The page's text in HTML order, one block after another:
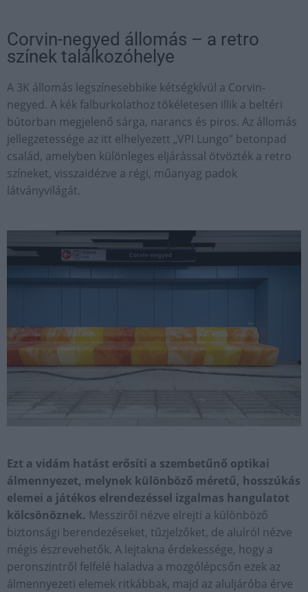
Corvin-negyed állomás – a retro
színek találkozóhelye
A 3K állomás legszínesebbike kétségkívül a Corvin-
negyed. A kék falburkolathoz tökéletesen illik a beltéri
bútorban megjelenő sárga, narancs és piros. Az állomás
jellegzetessége az itt elhelyezett „VPI Lungo” betonpad
család, amelyben különleges eljárással ötvözték a retro
színeket, visszaidézve a régi, műanyag padok
látványvilágát.
Ezt a vidám hatást erősíti a szembetűnő optikai
álmennyezet, melynek különböző méretű, hosszúkás
elemei a játékos elrendezéssel izgalmas hangulatot
kölcsönöznek. Messziről nézve elrejti a különböző
biztonsági berendezéseket, tűzjelzőket, de alulról nézve
mégis észrevehetők. A lejtakna érdekessége, hogy a
peronszintről felfelé haladva a mozgólépcsőn ezek az
álmennyezeti elemek ritkábbak, majd az aluljáróba érve